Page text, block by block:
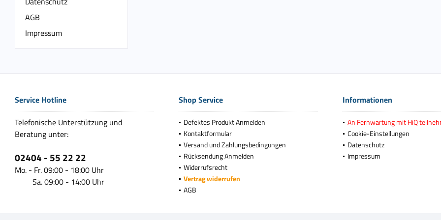
AGB
Impressum
Service Hotline
Telefonische Unterstützung und
Beratung unter:
02404 - 55 22 22
Mo. - Fr. 09:00 - 18:00 Uhr
Sa. 09:00 - 14:00 Uhr
Shop Service
Defektes Produkt Anmelden
Kontaktformular
Versand und Zahlungsbedingungen
Rücksendung Anmelden
Widerrufsrecht
Vertrag widerrufen
AGB
Informationen
An Fernwartung mit HiQ
Cookie-Einstellungen
Datenschutz
Impressum